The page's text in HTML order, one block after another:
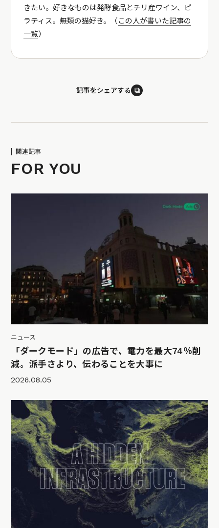
きたい。好きなものは発酵食品とチリ産ワイン、ピ
ラティス。無類の猫好き。（この人が書いた記事の
一覧）
記事をシェアする ⧉
関連記事
FOR YOU
ニュース
「ダークモード」の広告で、電力を最大74％削
減。派手さより、伝わることを大事に
2026.08.05